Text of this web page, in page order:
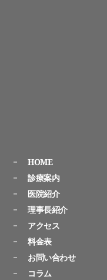
HOME
診療案内
医院紹介
理事長紹介
アクセス
料金表
お問い合わせ
コラム